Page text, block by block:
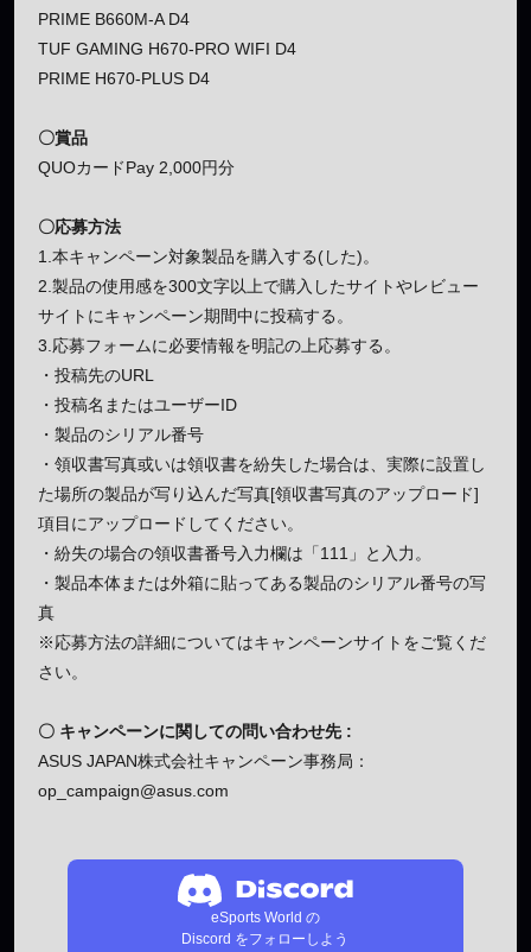
PRIME B660M-A D4
TUF GAMING H670-PRO WIFI D4
PRIME H670-PLUS D4
〇賞品
QUOカードPay 2,000円分
〇応募方法
1.本キャンペーン対象製品を購入する(した)。
2.製品の使用感を300文字以上で購入したサイトやレビュー
サイトにキャンペーン期間中に投稿する。
3.応募フォームに必要情報を明記の上応募する。
・投稿先のURL
・投稿名またはユーザーID
・製品のシリアル番号
・領収書写真或いは領収書を紛失した場合は、実際に設置し
た場所の製品が写り込んだ写真[領収書写真のアップロード]
項目にアップロードしてください。
・紛失の場合の領収書番号入力欄は「111」と入力。
・製品本体または外箱に貼ってある製品のシリアル番号の写
真
※応募方法の詳細についてはキャンペーンサイトをご覧くだ
さい。
〇 キャンペーンに関しての問い合わせ先 :
ASUS JAPAN株式会社キャンペーン事務局：
op_campaign@asus.com
eSports World の
Discord をフォローしよう